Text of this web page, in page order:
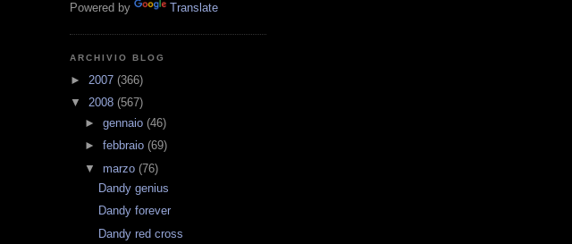
Powered by Translate
ARCHIVIO BLOG
► 2007 (366)
▼ 2008 (567)
► gennaio (46)
► febbraio (69)
▼ marzo (76)
Dandy genius
Dandy forever
Dandy red cross